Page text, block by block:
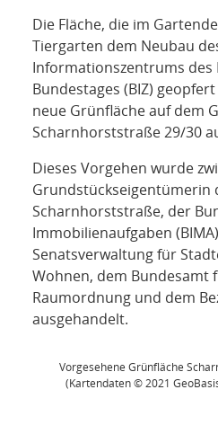
Die Fläche, die im
Tiergarten dem Neubau
Informationszentrums des
Bundestages (BIZ)
neue Grünfläche auf dem
Scharnhorststraße 29/30
Dieses Vorgehen wurde
Grundstückseigentümerin
Scharnhorststraße, der
Immobilienaufgaben
Senatsverwaltung für
Wohnen, dem Bundesamt
Raumordnung und dem
ausgehandelt.
Vorgesehene Grünfläche
(Kartendaten © 2021